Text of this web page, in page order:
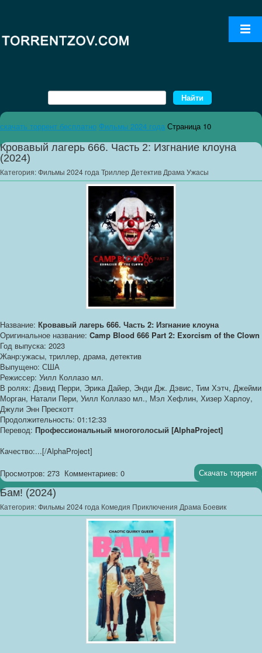
скачать торрент бесплатно Фильмы 2024 года Страница 10
Кровавый лагерь 666. Часть 2: Изгнание клоуна
(2024)
Категория:Фильмы 2024 года Триллер Детектив Драма Ужасы
Название: Кровавый лагерь 666. Часть 2: Изгнание клоуна
Оригинальное название: Camp Blood 666 Part 2: Exorcism of the Clown
Год выпуска: 2023
Жанр:ужасы, триллер, драма, детектив
Выпущено: США
Режиссер: Уилл Коллазо мл.
В ролях: Дэвид Перри, Эрика Дайер, Энди Дж. Дэвис, Тим Хэтч, Джейми
Морган, Натали Пери, Уилл Коллазо мл., Мэл Хефлин, Хизер Харлоу,
Джули Энн Прескотт
Продолжительность: 01:12:33
Перевод: Профессиональный многоголосый [AlphaProject]
Качество:...[/AlphaProject]
Просмотров: 273 Комментариев: 0 Скачать торрент
Бам! (2024)
Категория:Фильмы 2024 года Комедия Приключения Драма Боевик